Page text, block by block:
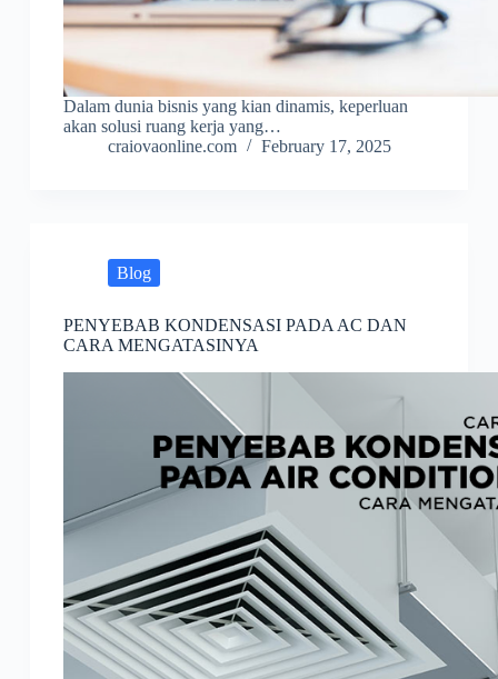
Dalam dunia bisnis yang kian dinamis, keperluan
akan solusi ruang kerja yang…
craiovaonline.com
February 17, 2025
Blog
PENYEBAB KONDENSASI PADA AC DAN
CARA MENGATASINYA